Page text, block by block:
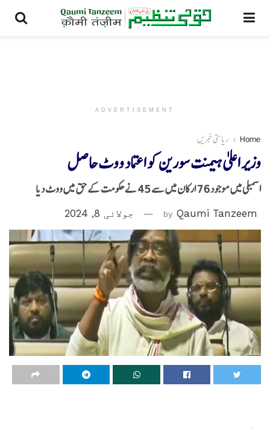
ADVERTISEMENT
Home ریاستی خبریں
وزیر اعلیٰ ہیمنت سورین کو اعتماد ووٹ حاصل
اسمبلی میں موجود 76 ارکان میں سے 45 نے حکومت کے حق میں ووٹ دیا
by Qaumi Tanzeem جولائی 8, 2024